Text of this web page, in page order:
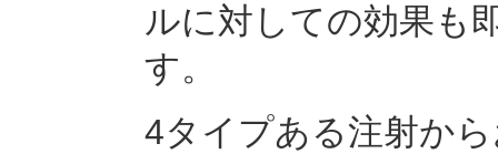
ルに対しての効果も
す。
4タイプある注射か